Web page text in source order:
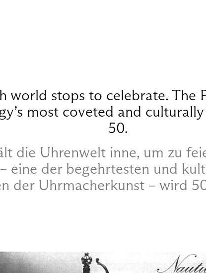
world stops to celebrate. The
most coveted and
50.
die Uhrenwelt inne, um zu
eine der begehrtesten und
der Uhrmacherkunst – wird